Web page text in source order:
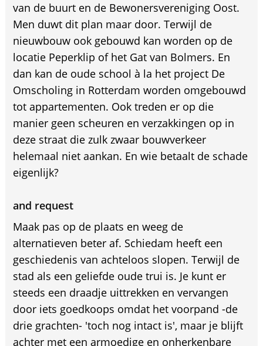
van de buurt en de Bewonersvereniging Oost.
Men duwt dit plan maar door. Terwijl de
nieuwbouw ook gebouwd kan worden op de
locatie Peperklip of het Gat van Bolmers. En
dan kan de oude school à la het project De
Omscholing in Rotterdam worden omgebouwd
tot appartementen. Ook treden er op die
manier geen scheuren en verzakkingen op in
deze straat die zulk zwaar bouwverkeer
helemaal niet aankan. En wie betaalt de schade
eigenlijk?
and request
Maak pas op de plaats en weeg de
alternatieven beter af. Schiedam heeft een
geschiedenis van achteloos slopen. Terwijl de
stad als een geliefde oude trui is. Je kunt er
steeds een draadje uittrekken en vervangen
door iets goedkoops omdat het voorpand -de
drie grachten- 'toch nog intact is', maar je blijft
achter met een armoedige en onherkenbare